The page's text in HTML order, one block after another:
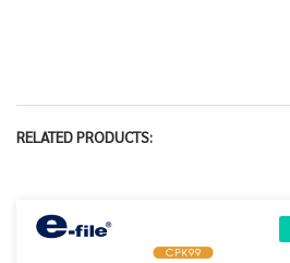
RELATED PRODUCTS: